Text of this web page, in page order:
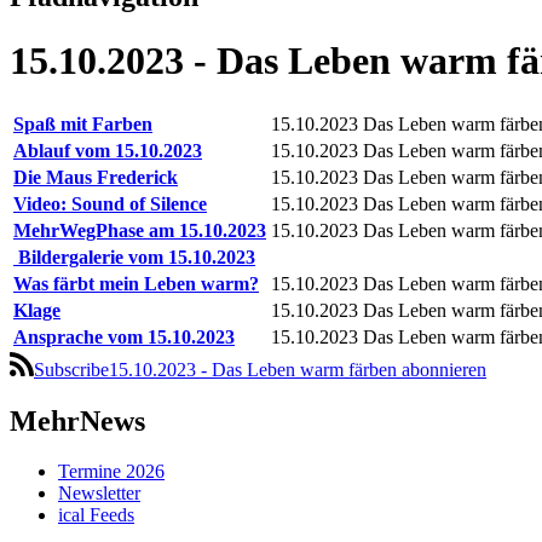
15.10.2023 - Das Leben warm
Spaß mit Farben 15.10.2023 Das Leben warm
Ablauf vom 15.10.2023
15.10.2023 Das Leben warm
Die Maus Frederick
15.10.2023 Das Leben warm
Video: Sound of Silence
15.10.2023 Das Leben warm
MehrWegPhase am 15.10.2023 15.10.2023 Das Leben warm
Bildergalerie vom 15.10.2023
Was färbt mein Leben warm?
15.10.2023 Das Leben warm
Klage
15.10.2023 Das Leben warm
Ansprache vom 15.10.2023
15.10.2023 Das Leben warm
Subscribe15.10.2023 - Das Leben warm färben abonnieren
MehrNews
Termine 2026
Newsletter
ical Feeds